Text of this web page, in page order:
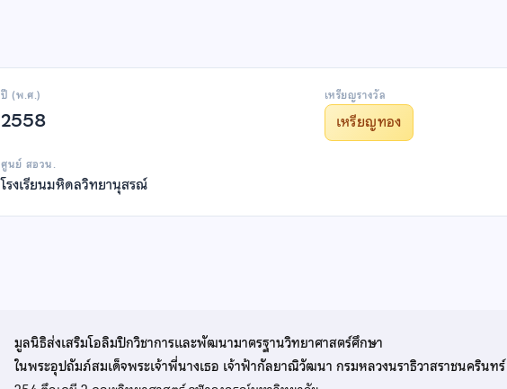
ปี (พ.ศ.)
2558
เหรียญรางวัล
เหรียญทอง
ศูนย์ สอวน.
โรงเรียนมหิดลวิทยานุสรณ์
มูลนิธิส่งเสริมโอลิมปิกวิชาการและพัฒนามาตรฐานวิทยาศาสตร์ศึกษา
ในพระอุปถัมภ์สมเด็จพระเจ้าพี่นางเธอ เจ้าฟ้ากัลยาณิวัฒนา กรมหลวงนราธิวาสราชนครินทร์